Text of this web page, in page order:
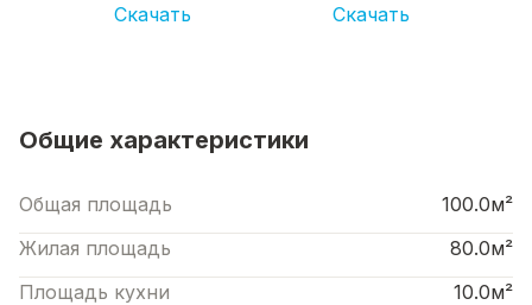
Скачать Скачать
Общие характеристики
Общая площадь
100.0м²
Жилая площадь
80.0м²
Площадь кухни
10.0м²